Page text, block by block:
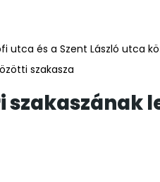
utca és a Szent László utca
szakasza
szakaszának